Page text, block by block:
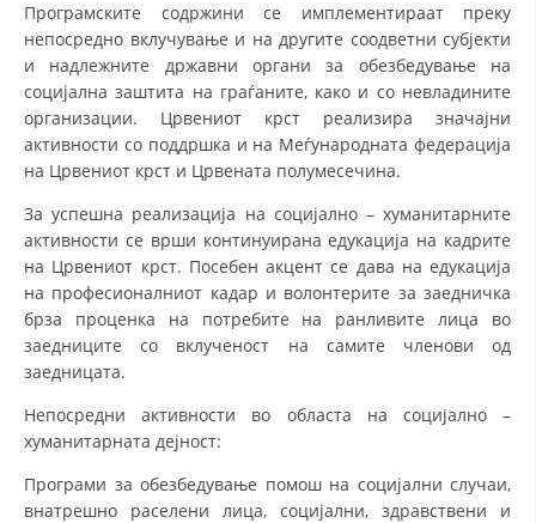
СТАТУТ НА ЦКРМ
ОРГАНИЗАЦИЈА И РАЗВОЈ
РАКОВОДЕН ОДБОР
ПРОМОЦИЈА НА ХУМАНИ ВРЕДНОСТИ
Програмските содржини се имплементираат преку
непосредно вклучување и на другите соодветни субјекти
и надлежните државни органи за обезбедување на
социјална заштита на граѓаните, како и со невладините
организации. Црвениот крст реализира значајни
активности со поддршка и на Меѓународната федерација
на Црвениот крст и Црвената полумесечина.
За успешна реализација на социјално – хуманитарните
активности се врши континуирана едукација на кадрите
на Црвениот крст. Посебен акцент се дава на едукација
на професионалниот кадар и волонтерите за заедничка
брза проценка на потребите на ранливите лица во
заедниците со вклученост на самите членови од
заедницата.
Непосредни активности во областа на социјално –
хуманитарната дејност:
Програми за обезбедување помош на социјални случаи,
внатрешно раселени лица, социјални, здравствени и